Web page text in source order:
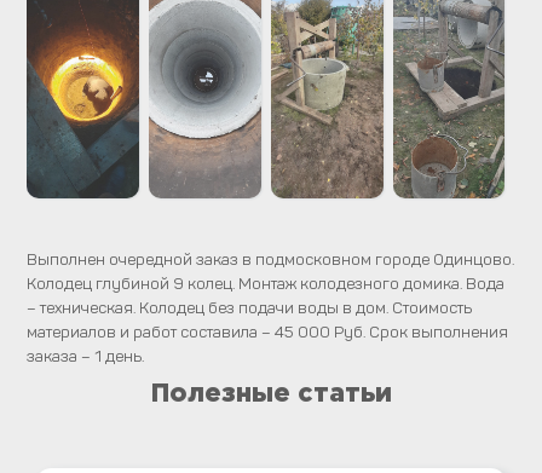
Выполнен очередной заказ в подмосковном городе Одинцово.
Колодец глубиной 9 колец. Монтаж колодезного домика. Вода
– техническая. Колодец без подачи воды в дом. Стоимость
материалов и работ составила – 45 000 Руб. Срок выполнения
заказа – 1 день.
Полезные статьи